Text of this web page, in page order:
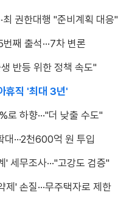
최 권한대행 "준비계획 대응"
째 출석···7차 변론
생 반등 위한 정책 속도"
휴직 '최대 3년'
하향···"더 낮출 수도"
···2천600억 원 투입
세무조사···"고강도 검증"
' 손질···무주택자로 제한